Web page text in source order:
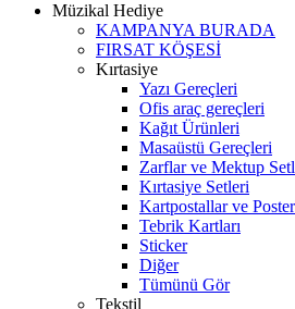
Müzikal Hediye
KAMPANYA BURADA
FIRSAT KÖŞESİ
Kırtasiye
Yazı Gereçleri
Ofis araç gereçleri
Kağıt Ürünleri
Masaüstü Gereçleri
Zarflar ve Mektup
Kırtasiye Setleri
Kartpostallar ve
Tebrik Kartları
Sticker
Diğer
Tümünü Gör
Tekstil